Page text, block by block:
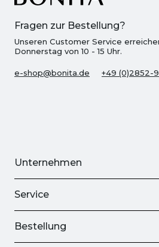
Fragen zur Bestellung?
Unseren Customer Service
Donnerstag von 10 - 15 Uhr.
e-shop@bonita.de +49 (0)2852-
Unternehmen
Service
Bestellung